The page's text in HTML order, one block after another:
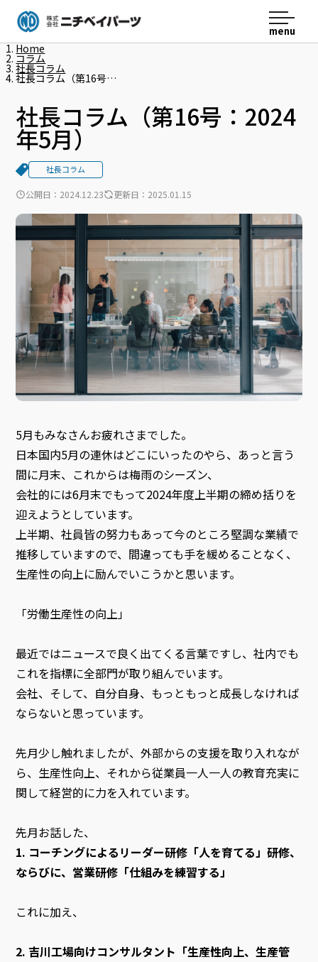
ニチベイパーツ
menu
Home
コラム
社長コラム
社長コラム（第16号…
社長コラム（第16号：2024
年5月）
社長コラム
公開日： 2024.12.23 更新日： 2025.01.15
5月もみなさんお疲れさまでした。
日本国内5月の連休はどこにいったのやら、あっと言う
間に月末、これからは梅雨のシーズン、
会社的には6月末でもって2024年度上半期の締め括りを
迎えようとしています。
上半期、社員皆の努力もあって今のところ堅調な業績で
推移していますので、間違っても手を緩めることなく、
生産性の向上に励んでいこうかと思います。
「労働生産性の向上」
最近ではニュースで良く出てくる言葉ですし、社内でも
これを指標に全部門が取り組んでいます。
会社、そして、自分自身、もっともっと成長しなければ
ならないと思っています。
先月少し触れましたが、外部からの支援を取り入れなが
ら、生産性向上、それから従業員一人一人の教育充実に
関して経営的に力を入れています。
先月お話した、
1. コーチングによるリーダー研修「人を育てる」研修、
ならびに、営業研修「仕組みを練習する」
これに加え、
2. 吉川工場向けコンサルタント「生産性向上、生産管